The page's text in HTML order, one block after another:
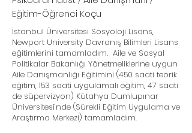
Eğitim-Öğrenci Koçu
İstanbul Üniversitesi Sosyoloji Lisans,
Newport University Davranış Bilimleri Lisans
eğitimlerini tamamladım. Aile ve Sosyal
Politikalar Bakanlığı Yönetmeliklerine uygun
Aile Danışmanlığı Eğitimini (450 saati teorik
eğitim, 153 saati uygulamalı eğitim, 47 saati
de süpervizyon) Kütahya Dumlupınar
Üniversitesi’nde (Sürekli Eğitim Uygulama ve
Araştırma Merkezi) tamamladım.